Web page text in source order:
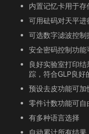
内置记忆卡用于
可用砝码对天平进
可选数字滤波控
安全密码控制功
良好实验室打印
踪，符合GLP良好
预设去皮功能可
零件计数功能可
有多种语言选择